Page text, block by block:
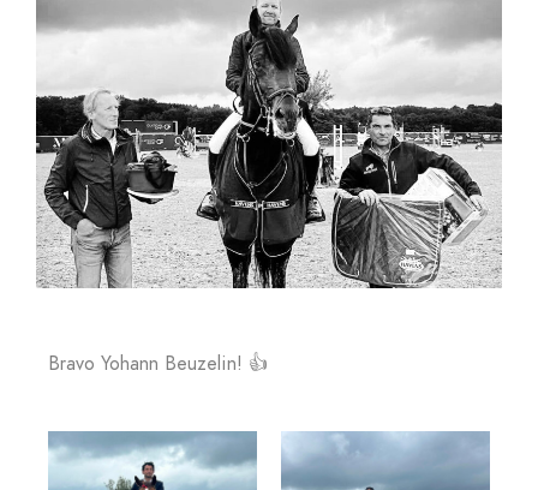
Bravo Yohann Beuzelin! 👍